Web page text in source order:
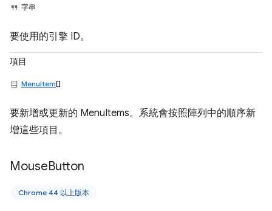
字串
要使用的引擎 ID。
項目
MenuItem[]
要新增或更新的 MenuItems。系統會按照陣列中的順序新
增這些項目。
MouseButton
Chrome 44 以上版本